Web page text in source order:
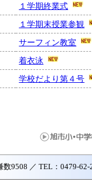
１学期終業式
１学期末授業参観
サーフィン教室
着衣泳
学校だより第４号
9508 ／ TEL：0479-62-